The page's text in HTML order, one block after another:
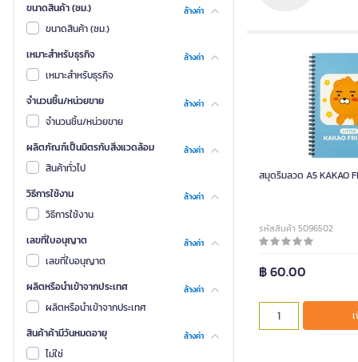
ขนาดสินค้า (ซม.)
ล้างค่า
ขนาดสินค้า (ซม.)
เหมาะสำหรับธุรกิจ
ล้างค่า
เหมาะสำหรับธุรกิจ
จำนวนชิ้น/หน่วยขาย
ล้างค่า
จำนวนชิ้น/หน่วยขาย
ผลิตภัณฑ์เป็นมิตรกับสิ่งแวดล้อม
ล้างค่า
สินค้าทั่วไป
วิธีการใช้งาน
ล้างค่า
วิธีการใช้งาน
เลขที่ใบอนุญาต
ล้างค่า
เลขที่ใบอนุญาต
ผลิตหรือนำเข้าจากประเทศ
ล้างค่า
ผลิตหรือนำเข้าจากประเทศ
สินค้าค้ามีวันหมดอายุ
ล้างค่า
ไม่ใช่
สมุดริมลวด A5 KAKAO
รหัสสินค้า 5096502
฿ 60.00